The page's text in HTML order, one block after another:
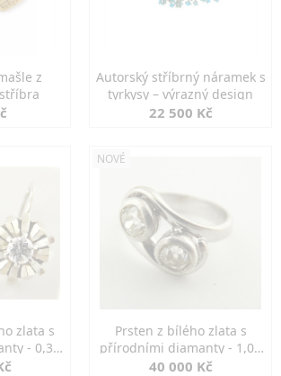
z
Autorský stříbrný náramek s
tyrkysy – výrazný design
22 500 Kč
zlata s
- 0,30
NOVÉ
Prsten z bílého zlata s
přírodními diamanty - 1,00
ct
40 000 Kč